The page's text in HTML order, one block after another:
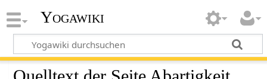
Yogawiki